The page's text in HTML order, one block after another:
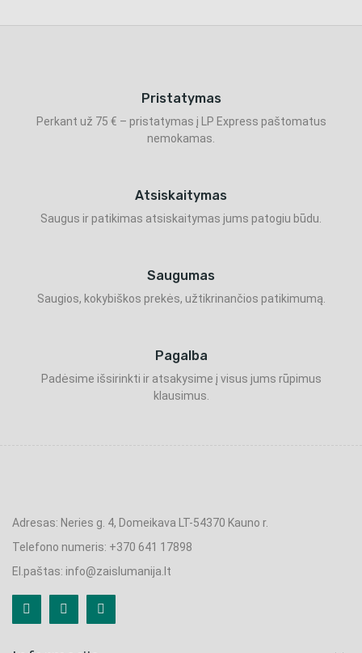
Pristatymas
Perkant už 75 € – pristatymas į LP Express paštomatus
nemokamas.
Atsiskaitymas
Saugus ir patikimas atsiskaitymas jums patogiu būdu.
Saugumas
Saugios, kokybiškos prekės, užtikrinančios patikimumą.
Pagalba
Padėsime išsirinkti ir atsakysime į visus jums rūpimus
klausimus.
Adresas: Neries g. 4, Domeikava LT-54370 Kauno r.
Telefono numeris: +370 641 17898
El.paštas: info@zaislumanija.lt